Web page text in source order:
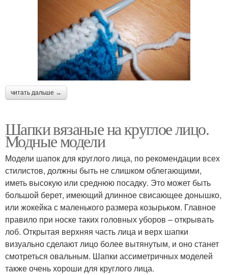
читать дальше →
Шапки вязаные на круглое лицо.
Модные модели
Модели шапок для круглого лица, по рекомендации всех
стилистов, должны быть не слишком облегающими,
иметь высокую или среднюю посадку. Это может быть
большой берет, имеющий длинное свисающее донышко,
или жокейка с маленького размера козырьком. Главное
правило при носке таких головных уборов – открывать
лоб. Открытая верхняя часть лица и верх шапки
визуально сделают лицо более вытянутым, и оно станет
смотреться овальным. Шапки ассиметричных моделей
также очень хороши для круглого лица.